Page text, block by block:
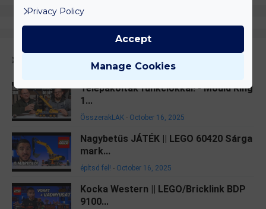
Telepakolták funkciókkal! - Mould King
1...
ÖsszerakLAK - October 16, 2025
Nagybetűs JÁTÉK || LEGO 60420 Sárga
mark...
építsd fel! - October 16, 2025
Kocka Western || LEGO/Bricklink BDP
9100...
Privacy Policy
Manage Cookies
Accept